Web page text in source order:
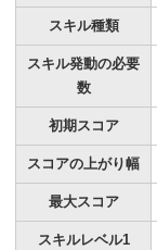
スキル種類
スキル発動の必要
数
初期スコア
スコアの上がり幅
最大スコア
スキルレベル1